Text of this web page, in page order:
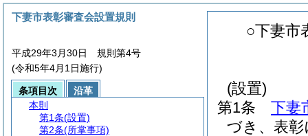
○下妻市
(設置)
第1条
下妻
づき、表
下妻市表彰審査会設置規則
平成29年3月30日 規則第4号
(令和5年4月1日施行)
条項目次
沿革
本則
第1条(設置)
第2条(所掌事項)